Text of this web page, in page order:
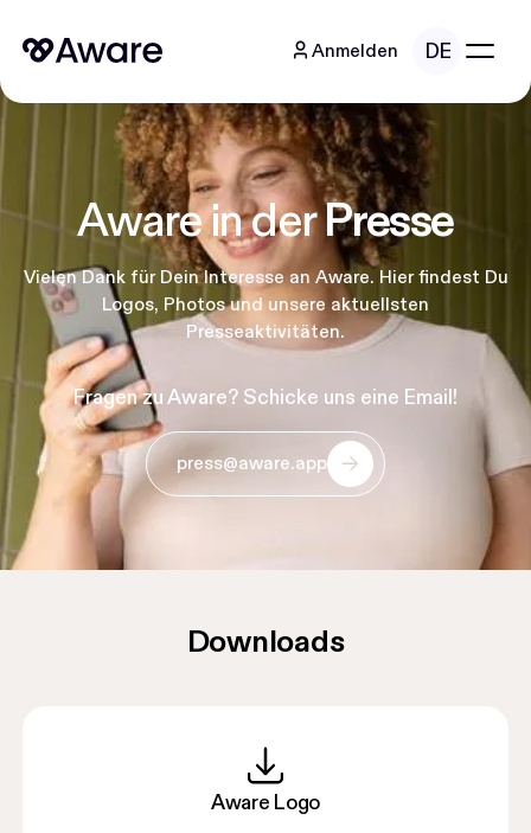
Anmelden DE
Aware in derPresse
Vielen Dank für Dein Interesse an Aware. Hier findest Du
Logos, Photos und unsere aktuellsten
Presseaktivitäten.
Fragen zu Aware? Schicke uns eine Email!
press@aware.app
Downloads
Aware Logo